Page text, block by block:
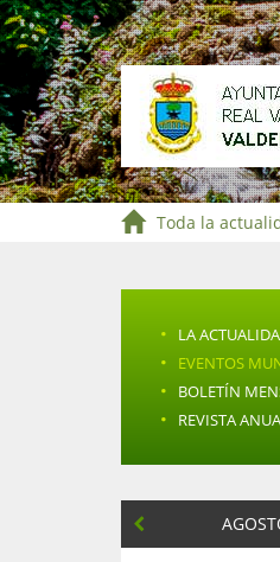
Toda la
· LA
· EVENTOS
· BOLETÍN
· REVISTA